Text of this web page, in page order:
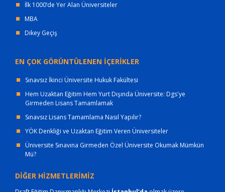
İlk 1000’de Yer Alan Üniversiteler
MBA
Dikey Geçiş
EN ÇOK GÖRÜNTÜLENEN İÇERİKLER
Sınavsız İkinci Üniversite Hukuk Fakültesi
Hem Uzaktan Eğitim Hem Yurt Dışında Üniversite: Dgs'ye
Girmeden Lisans Tamamlamak
Sınavsız Lisans Tamamlama Nasıl Yapılır?
YÖK Denkliği ve Uzaktan Eğitim Veren Üniversiteler
Üniversite Sınavına Girmeden Özel Üniversite Okumak Mümkün
Mü?
DİĞER HİZMETLERİMİZ